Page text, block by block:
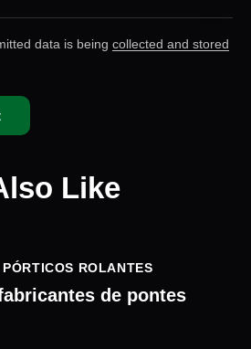
data is beingcollected and stored
Like
PÓRTICOS ROLANTES
de pontes